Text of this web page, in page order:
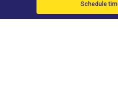
Schedule
El